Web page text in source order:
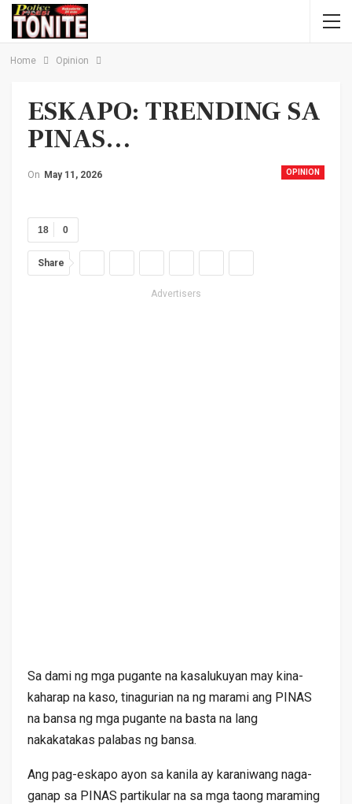
Home Opinion
ESKAPO: TRENDING SA
PINAS…
OPINION
On May 11, 2026
0
18
Share
Advertisers
Sa dami ng mga pugante na kasalukuyan may kina-
kaharap na kaso, tinagurian na ng marami ang PINAS
na bansa ng mga pugante na basta na lang
nakakatakas palabas ng bansa.
Ang pag-eskapo ayon sa kanila ay karaniwang naga-
ganap sa PINAS partikular na sa mga taong maraming